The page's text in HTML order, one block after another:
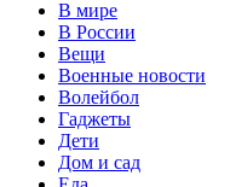
В мире
В России
Вещи
Военные новости
Волейбол
Гаджеты
Дети
Дом и сад